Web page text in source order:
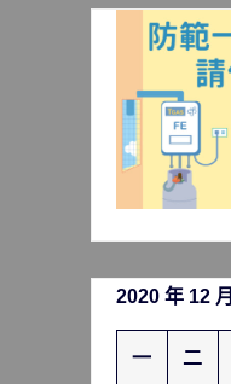
分
2020 年 12 月
一 二